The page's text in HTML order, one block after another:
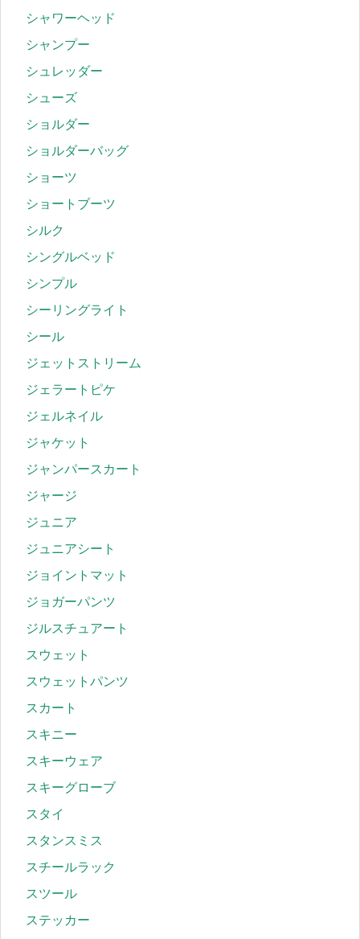
シャワーヘッド
シャンプー
シュレッダー
シューズ
ショルダー
ショルダーバッグ
ショーツ
ショートブーツ
シルク
シングルベッド
シンプル
シーリングライト
シール
ジェットストリーム
ジェラートピケ
ジェルネイル
ジャケット
ジャンパースカート
ジャージ
ジュニア
ジュニアシート
ジョイントマット
ジョガーパンツ
ジルスチュアート
スウェット
スウェットパンツ
スカート
スキニー
スキーウェア
スキーグローブ
スタイ
スタンスミス
スチールラック
スツール
ステッカー